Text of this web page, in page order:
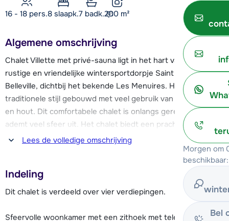
Morgen om
beschikbaar:
Bel
16 - 18 pers.8 slaapk.7 badk.200 m²
Algemene omschrijving
Chalet Villette met privé-sauna ligt in het hart van het
rustige en vriendelijke wintersportdorpje Saint Martin de
Belleville, dichtbij het bekende Les Menuires. Het chalet is in
traditionele stijl gebouwd met veel gebruik van natuursteen
en hout. Dit comfortabele chalet is onlangs gerenoveerd en
ademt veel sfeer uit. Het chalet biedt een prachtig uitzicht
over de omliggende bergen.
Het chalet ligt op ca. 250 meter afstand van het centrum, de
piste en de sleeplift. Via deze sleeplift kun je de cabinelift
van Saint Martin de Belleville bereiken, die je verder het
skigebied van Les Trois Vallées in brengt. De cabinelift is ook
bereikbaar met de gratis skibus, die op slechts 50 meter
Lees de volledige omschrijving
Indeling
Dit chalet is verdeeld over vier verdiepingen.
Sfeervolle woonkamer met een zithoek met televisie, Blu-